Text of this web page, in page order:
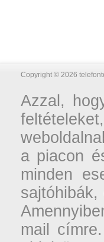
Copyright © 2026
Azzal,
a piacon
minden
mail